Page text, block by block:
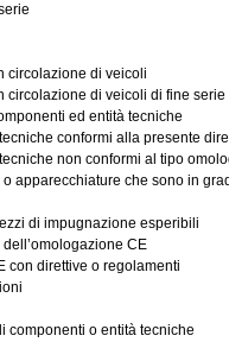
circolazione di veicoli
circolazione di veicoli di fine serie
ed entità tecniche
conformi alla presente
non conformi al tipo
apparecchiature che sono in
di impugnazione esperibili
CE
con direttive o regolamenti
componenti o entità tecniche